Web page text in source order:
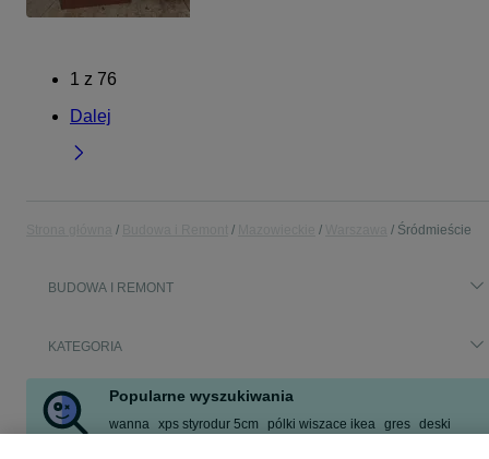
1 z 76
Dalej
Śródmieście
BUDOWA I REMONT
KATEGORIA
Popularne wyszukiwania
wanna xps styrodur 5cm pólki wiszace ikea gres deski